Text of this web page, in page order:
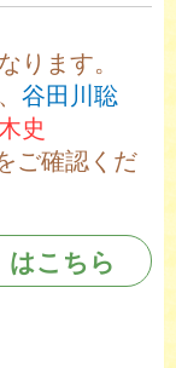
ります。
、 谷田川聡
史
ご確認くだ
はこちら